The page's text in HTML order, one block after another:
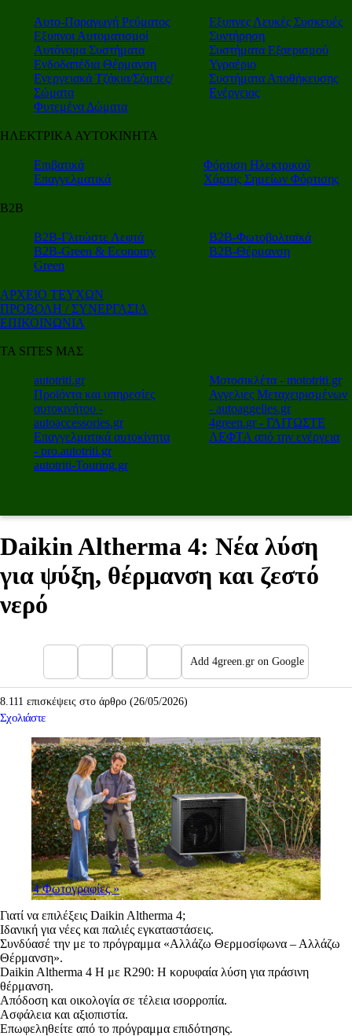
Αυτο-Παραγωγή Ρεύματος
Εξυπνοι Αυτοματισμοί
Αυτόνομα Συστήματα
Ενδοδαπέδια Θέρμανση
Ενεργειακά Τζάκια/Σόμπες/
Σώματα
Φυτεμένα Δώματα
Εξυπνες Λευκές Συσκευές
Συντήρηση
Συστήματα Εξαερισμού
Υγραέριο
Συστήματα Αποθήκευσης
Ενέργειας
ΗΛΕΚΤΡΙΚΑ ΑΥΤΟΚΙΝΗΤΑ
Επιβατικά
Επαγγελματικά
Φόρτιση Ηλεκτρικού
Χάρτης Σημείων Φόρτισης
Β2Β
Β2Β-Γλιτώστε Λεφτά
Β2Β-Green & Economy
Green
Β2Β-Φωτοβολταϊκά
Β2Β-Θέρμανση
ΑΡΧΕΙΟ ΤΕΥΧΩΝ
ΠΡΟΒΟΛΗ / ΣΥΝΕΡΓΑΣΙΑ
ΕΠΙΚΟΙΝΩΝΙΑ
ΤΑ SITES ΜΑΣ
autotriti.gr
Προϊόντα και υπηρεσίες
αυτοκινήτου -
autoaccessories.gr
Επαγγελματικά αυτοκίνητα
- pro.autotriti.gr
autotriti-Touring.gr
Μοτοσικλέτα - mototriti.gr
Αγγελιες Μεταχειρισμένων
- autoaggelies.gr
4green.gr - ΓΛΙΤΩΣΤΕ
ΛΕΦΤΑ από την ενέργεια
Daikin Altherma 4: Νέα λύση
για ψύξη, θέρμανση και ζεστό
νερό
Add 4green.gr on Google
8.111 επισκέψεις στο άρθρο (26/05/2026)
Σχολιάστε
4 Φωτογραφίες»
Γιατί να επιλέξεις Daikin Altherma 4;
Ιδανική για νέες και παλιές εγκαταστάσεις.
Συνδύασέ την με το πρόγραμμα «Αλλάζω Θερμοσίφωνα – Αλλάζω
Θέρμανση».
Daikin Altherma 4 H με R290: Η κορυφαία λύση για πράσινη
θέρμανση.
Απόδοση και οικολογία σε τέλεια ισορροπία.
Ασφάλεια και αξιοπιστία.
Επωφεληθείτε από το πρόγραμμα επιδότησης.